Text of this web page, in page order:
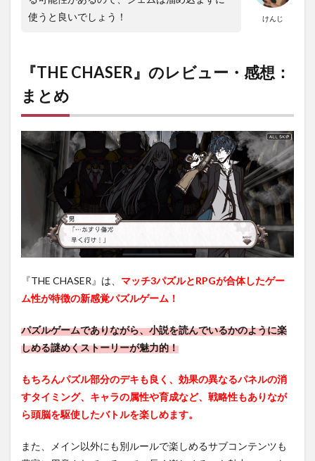
けんじ
使うと良いでしょう！
『THE CHASER』のレビュー・感想：
まとめ
『THE CHASER』は、 マッチ3パズルとRPGが合体したゲー
ム性が特徴の新感覚パズルゲーム！
パズルゲームでありながら、小説を読んでいるかのように楽
しめる謎めくストーリーが魅力的！
もちろんパズル部分のデキも良く、効果の異なるパネルの消
すタイミング、キャラの属性や育成など、戦略性もありなが
ら頭脳を駆使したバトルを楽しめます。
また、メイン以外にも別ルールで楽しめるサブコンテンツも